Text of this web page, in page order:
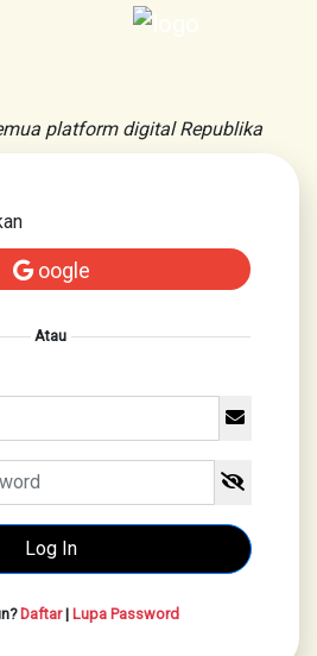
platform digital Republika
oogle
Atau
Daftar| Lupa Password